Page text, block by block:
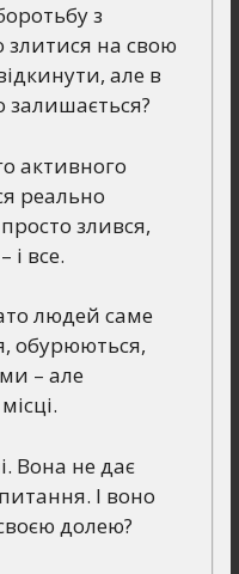
з
на свою
але в
залишається?
активного
реально
злився,
і все.
людей саме
обурюються,
– але
Вона не дає
І воно
долею?